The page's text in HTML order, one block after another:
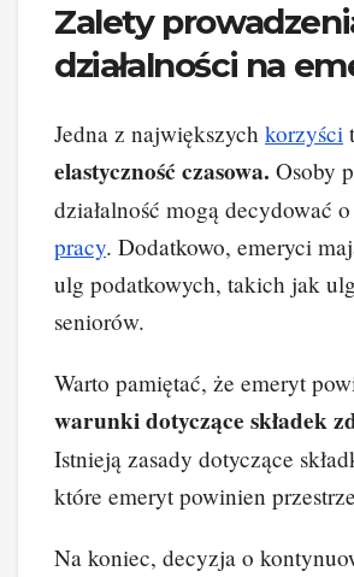
Zalety
działalności na
Jedna z największych korzyści
elastyczność czasowa. Osoby
działalność mogą decydować
pracy. Dodatkowo, emeryci
ulg podatkowych, takich jak
seniorów.
Warto pamiętać, że emeryt
warunki dotyczące składek
Istnieją zasady dotyczące
które emeryt powinien
Na koniec, decyzja o